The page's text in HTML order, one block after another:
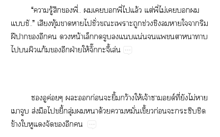
“​​ู้​​​ี่..​​​​ี่​​ล้​ต่​ี่​ไม่​​​​
..”​​ุ้​​​​ั่​​​​ช่​​​​​​​
ฝี​​​​​​น้​​​​​​น่​​​​​​​
​​​ก้​​​ฝ่​ให้ั๊​ี้​ล่
​​ค่​​​ก่​​ิ้​ว้​ให้​จ้​​ด์ี่​​ไม่​​
​​ส่​​​ี้​ุ่​​​ด้​​ั่​ี้​ก่​​​​
ข้​​​​​​​